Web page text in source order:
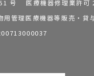
号 医療機器修理業許可
管理医療機器等販売・貸